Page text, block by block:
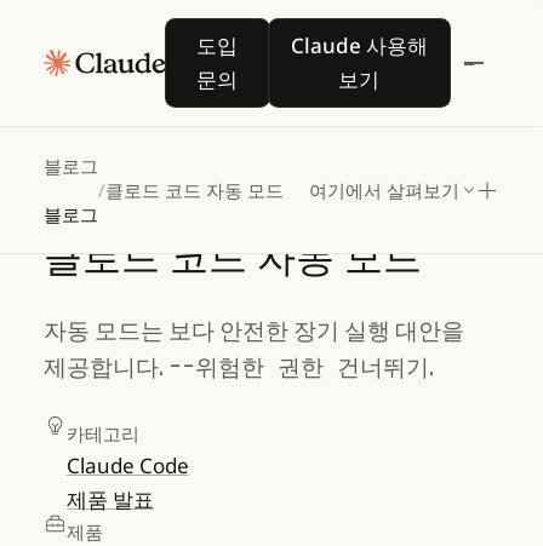
도입
문의
도입 문의
Claude 사용해
보기
Claude 사용해 보기
블로그
블로그
/클로드 코드 자동 모드 여기에서 살펴보기
클로드코드자동모드
자동 모드는 보다 안전한 장기 실행 대안을
제공합니다. --위험한 권한 건너뛰기.
카테고리
Claude Code
제품 발표
제품